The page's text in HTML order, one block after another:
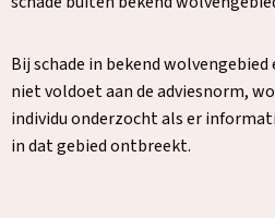
Bij schade in bekend
niet voldoet aan de adviesnorm,
individu onderzocht als er
in dat gebied ontbreekt.